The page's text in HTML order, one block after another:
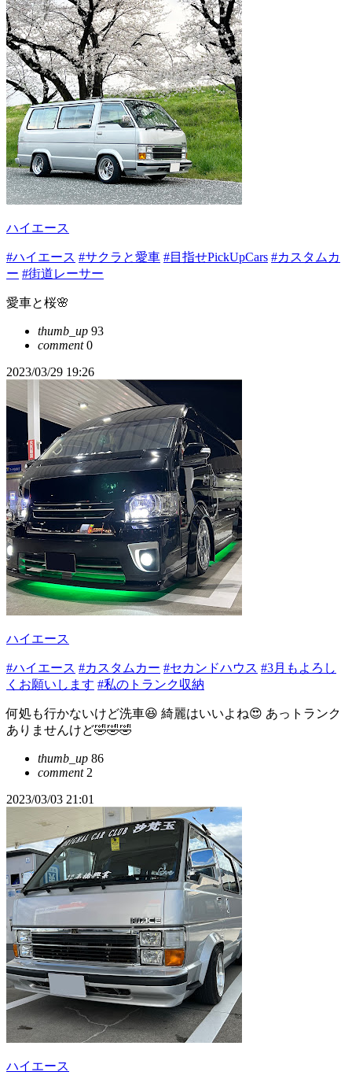
ハイエース
#ハイエース #サクラと愛車 #目指せPickUpCars #カスタムカ
ー #街道レーサー
愛車と桜🌸
thumb_up 93
comment0
2023/03/29 19:26
ハイエース
#ハイエース #カスタムカー #セカンドハウス #3月もよろし
くお願いします #私のトランク収納
何処も行かないけど洗車😆 綺麗はいいよね😍 あっトランク
ありませんけど🤣🤣🤣
thumb_up 86
comment2
2023/03/03 21:01
ハイエース